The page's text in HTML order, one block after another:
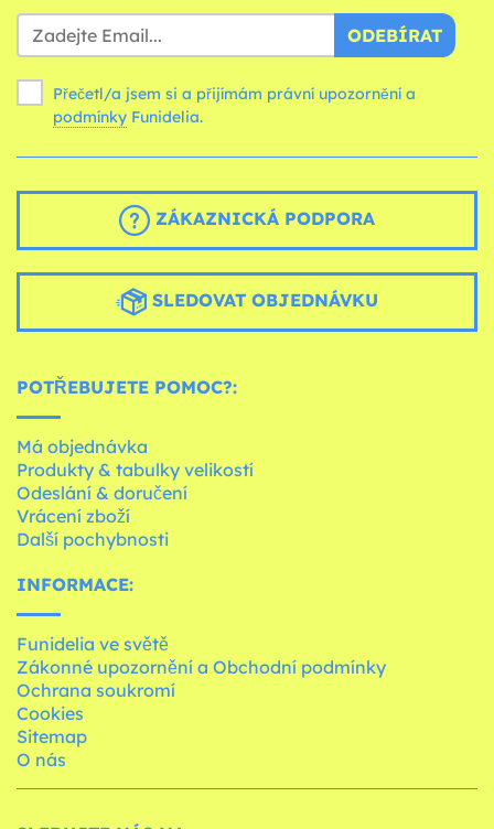
ODEBÍRAT
Přečetl/a jsem si a přijímám právní upozornění a
podmínky Funidelia.
ZÁKAZNICKÁ PODPORA
SLEDOVAT OBJEDNÁVKU
POTŘEBUJETE POMOC?:
Má objednávka
Produkty & tabulky velikostí
Odeslání & doručení
Vrácení zboží
Další pochybnosti
INFORMACE:
Funidelia ve světě
Zákonné upozornění a Obchodní podmínky
Ochrana soukromí
Cookies
Sitemap
O nás